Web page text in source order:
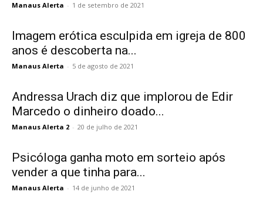
Manaus Alerta - 1 de setembro de 2021
Imagem erótica esculpida em igreja de 800
anos é descoberta na...
Manaus Alerta - 5 de agosto de 2021
Andressa Urach diz que implorou de Edir
Marcedo o dinheiro doado...
Manaus Alerta 2 - 20 de julho de 2021
Psicóloga ganha moto em sorteio após
vender a que tinha para...
Manaus Alerta - 14 de junho de 2021